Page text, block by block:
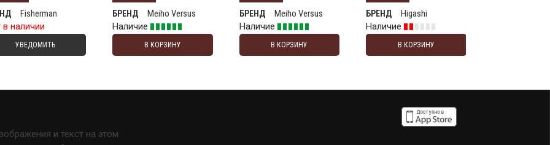
Fisherman
в наличии
УВЕДОМИТЬ
БРЕНД
Meiho Versus
Наличие
В КОРЗИНУ
БРЕНД
Meiho Versus
Наличие
В КОРЗИНУ
БРЕНД
Higashi
Наличие
В КОРЗИНУ
и текст на этом